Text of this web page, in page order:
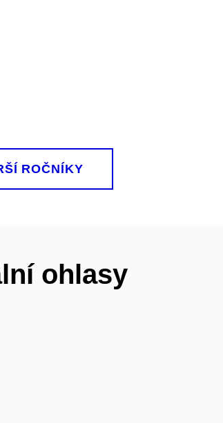
ROČNÍKY
ohlasy